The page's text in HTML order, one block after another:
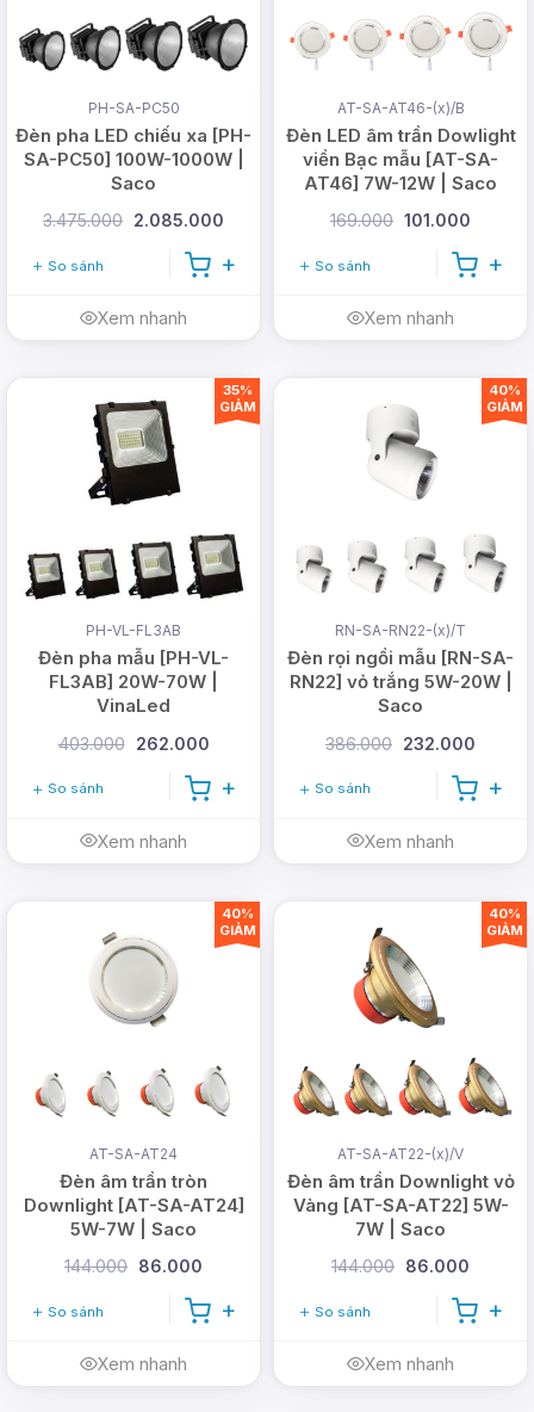
PH-SA-PC50
Đèn pha LED chiếu xa [PH-
SA-PC50] 100W-1000W |
Saco
3.475.000 2.085.000
So sánh
Xem nhanh
AT-SA-AT46-(x)/B
Đèn LED âm trần Dowlight
viền Bạc mẫu [AT-SA-
AT46] 7W-12W | Saco
169.000 101.000
So sánh
Xem nhanh
PH-VL-FL3AB
Đèn pha mẫu [PH-VL-
FL3AB] 20W-70W |
VinaLed
403.000 262.000
So sánh
Xem nhanh
35%
GIẢM
RN-SA-RN22-(x)/T
Đèn rọi ngồi mẫu [RN-SA-
RN22] vỏ trắng 5W-20W |
Saco
386.000 232.000
So sánh
Xem nhanh
40%
GIẢM
AT-SA-AT24
Đèn âm trần tròn
Downlight [AT-SA-AT24]
5W-7W | Saco
144.000 86.000
So sánh
Xem nhanh
40%
GIẢM
AT-SA-AT22-(x)/V
Đèn âm trần Downlight vỏ
Vàng [AT-SA-AT22] 5W-
7W | Saco
144.000 86.000
So sánh
Xem nhanh
40%
GIẢM